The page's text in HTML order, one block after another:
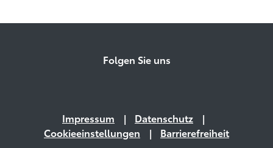
Folgen Sie uns
Impressum
Datenschutz
Cookieeinstellungen
Barrierefreiheit